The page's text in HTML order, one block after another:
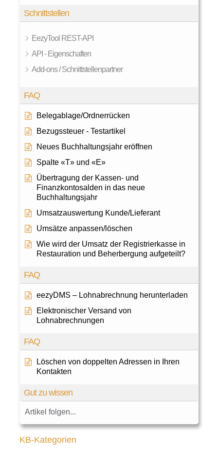
Schnittstellen
EezyTool REST-API
API - Eigenschaften
Add-ons / Schnittstellenpartner
FAQ
Belegablage/Ordnerrücken
Bezugssteuer - Testartikel
Neues Buchhaltungsjahr eröffnen
Spalte «T» und «E»
Übertragung der Kassen- und
Finanzkontosalden in das neue
Buchhaltungsjahr
Umsatzauswertung Kunde/Lieferant
Umsätze anpassen/löschen
Wie wird der Umsatz der Registrierkasse in
Restauration und Beherbergung aufgeteilt?
FAQ
eezyDMS – Lohnabrechnung herunterladen
Elektronischer Versand von
Lohnabrechnungen
FAQ
Löschen von doppelten Adressen in Ihren
Kontakten
Gut zu wissen
Artikel folgen...
KB-Kategorien